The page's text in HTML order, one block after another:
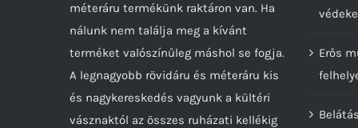
választhatók
ki
méteráru termékünk raktáron van. Ha
nálunk nem találja meg a kívánt
terméket valószínűleg máshol se fogja.
A legnagyobb rövidáru és méteráru kis
és nagykereskedés vagyunk a kültéri
vásznaktól az összes ruházati kellékig
Erős